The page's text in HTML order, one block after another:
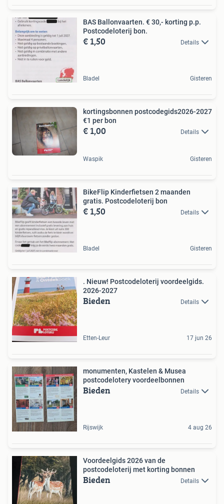
BAS Ballonvaarten. € 30,- korting p.p.
Postcodeloterij bon.
€ 1,50 Details
Bladel Gisteren
kortingsbonnen postcodegids2026-2027
€1 per bon
€ 1,00 Details
Waspik Gisteren
BikeFlip Kinderfietsen 2 maanden
gratis. Postcodeloterij bon
€ 1,50 Details
Bladel Gisteren
. Nieuw! Postcodeloterij voordeelgids.
2026-2027
Bieden Details
Etten-Leur 17 jun 26
monumenten, Kastelen & Musea
postcodelotery voordeelbonnen
Bieden Details
Rijswijk 4 aug 26
Voordeelgids 2026 van de
postcodeloterij met korting bonnen
Bieden Details